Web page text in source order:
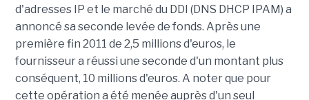
d'adresses IP et le marché du DDI (DNS DHCP IPAM) a
annoncé sa seconde levée de fonds. Après une
première fin 2011 de 2,5 millions d'euros, le
fournisseur a réussi une seconde d'un montant plus
conséquent, 10 millions d'euros. A noter que pour
cette opération a été menée auprès d'un seul